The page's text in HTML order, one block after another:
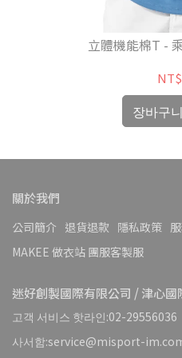
立體機能棉T -
장바구
關於我們
公司簡介 退貨退款 隱私政策
MAKEE 做衣站 團服客製服
迷好創製國際有限公司 / 津心國
고객 서비스 핫라인:02-29556036
사서함:service@misport-